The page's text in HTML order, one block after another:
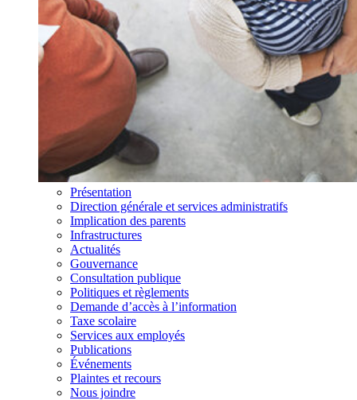
Présentation
Direction générale et services administratifs
Implication des parents
Infrastructures
Actualités
Gouvernance
Consultation publique
Politiques et règlements
Demande d’accès à l’information
Taxe scolaire
Services aux employés
Publications
Événements
Plaintes et recours
Nous joindre